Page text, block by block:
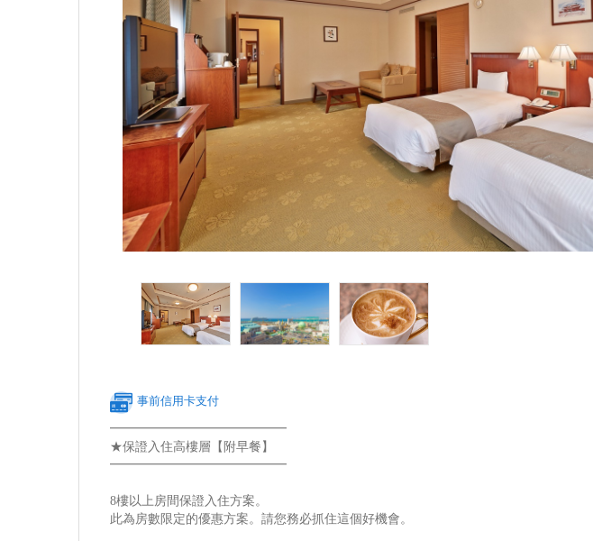
事前信用卡支付
━━━━━━━━━━━━━━
★保證入住高樓層【附早餐】
━━━━━━━━━━━━━━
8樓以上房間保證入住方案。
此為房數限定的優惠方案。請您務必抓住這個好機會。